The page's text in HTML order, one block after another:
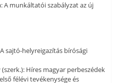
A munkáltatói szabályzat az új
sajtó-helyreigazítás bírósági
Híres magyar perbeszédek
félévi tevékenysége és